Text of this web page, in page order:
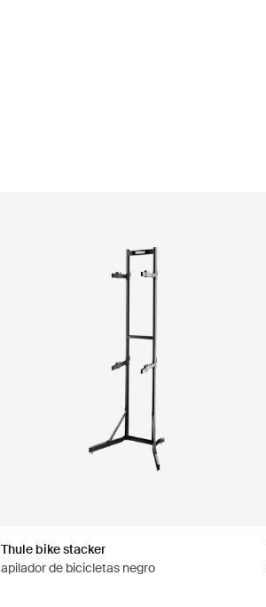
Thule bike stacker
apilador de bicicletas negro